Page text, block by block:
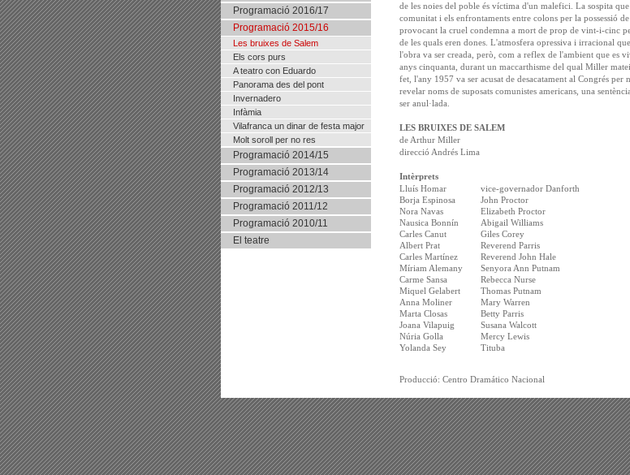
Programació 2016/17
Programació 2015/16
Les bruixes de Salem
Els cors purs
A teatro con Eduardo
Panorama des del pont
Invernadero
Infàmia
Vilafranca un dinar de festa major
Molt soroll per no res
Programació 2014/15
Programació 2013/14
Programació 2012/13
Programació 2011/12
Programació 2010/11
El teatre
de les noies del poble és víctima d'un malefici. La sospita
comunitat i els enfrontaments entre colons per la possessió de
provocant la cruel condemna a mort de prop de vint-i-cinc
de les quals eren dones. L'atmosfera opressiva i irracional
l'obra va ser creada, però, com a reflex de l'ambient que es
anys cinquanta, durant un maccarthisme del qual Miller
fet, l'any 1957 va ser acusat de desacatament al Congrés per
revelar noms de suposats comunistes americans, una
ser anul·lada.
LES BRUIXES DE SALEM
de Arthur Miller
direcció Andrés Lima
Intèrprets
Lluís Homar
vice-governador Danforth
Borja Espinosa
John Proctor
Nora Navas
Elizabeth Proctor
Nausica Bonnín
Abigail Williams
Carles Canut
Giles Corey
Albert Prat
Reverend Parris
Carles Martínez
Reverend John Hale
Míriam Alemany
Senyora Ann Putnam
Carme Sansa
Rebecca Nurse
Miquel Gelabert
Thomas Putnam
Anna Moliner
Mary Warren
Marta Closas
Betty Parris
Joana Vilapuig
Susana Walcott
Núria Golla
Mercy Lewis
Yolanda Sey
Tituba
Producció: Centro Dramático Nacional